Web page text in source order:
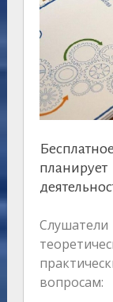
вопросам: